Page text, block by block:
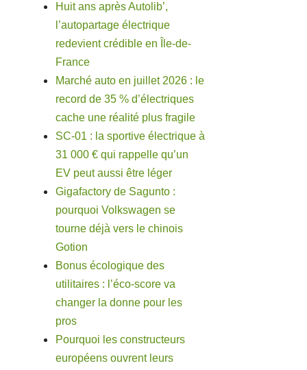
Huit ans après Autolib’,
l’autopartage électrique
redevient crédible en Île-de-
France
Marché auto en juillet 2026 : le
record de 35 % d’électriques
cache une réalité plus fragile
SC-01 : la sportive électrique à
31 000 € qui rappelle qu’un
EV peut aussi être léger
Gigafactory de Sagunto :
pourquoi Volkswagen se
tourne déjà vers le chinois
Gotion
Bonus écologique des
utilitaires : l’éco-score va
changer la donne pour les
pros
Pourquoi les constructeurs
européens ouvrent leurs